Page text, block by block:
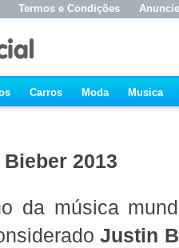
Termos e Condições Anuncie
Carros Moda Musica
2013
da música
Justin